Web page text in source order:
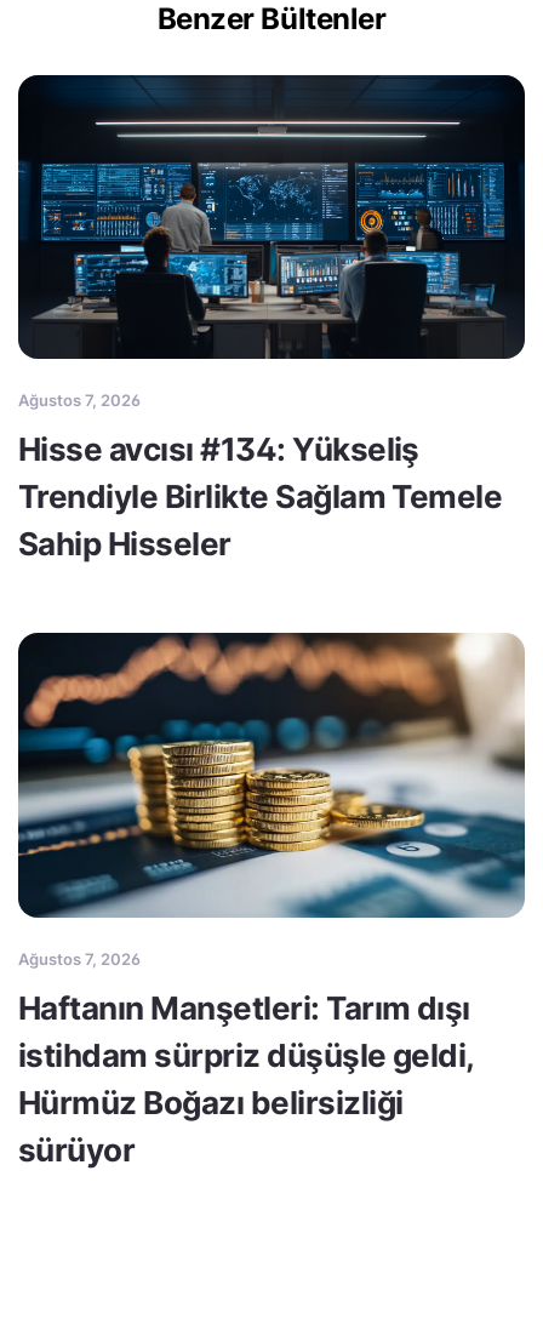
Benzer Bültenler
Ağustos 7, 2026
Hisse avcısı #134: Yükseliş
Trendiyle Birlikte Sağlam Temele
Sahip Hisseler
Ağustos 7, 2026
Haftanın Manşetleri: Tarım dışı
istihdam sürpriz düşüşle geldi,
Hürmüz Boğazı belirsizliği
sürüyor